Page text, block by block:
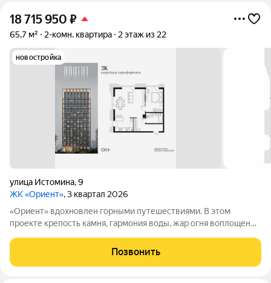
18 715 950 ₽
65,7 м² 2-комн. квартира 2 этаж из 22
новостройка
улица Истомина,9
ЖК «Ориент», 3 квартал 2026
«Ориент» вдохновлен горными путешествиями. В этом
проекте крепость камня, гармония воды, жар огня воплощены
технологиями. Здесь вы получите повседневность,
наполненную яркими моментами и приятной
Позвонить